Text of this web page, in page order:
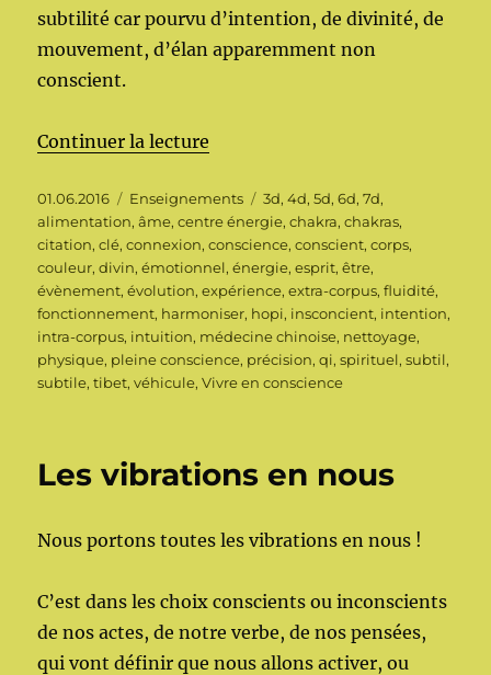
subtilité car pourvu d’intention, de divinité, de
mouvement, d’élan apparemment non
conscient.
Continuer la lecture
Publié
le
01.06.2016 Catégories
Enseignements Étiquettes
3d,4d,5d,6d,7d,
alimentation,âme,centre énergie,chakra,chakras,
citation,clé,connexion,conscience,conscient,corps,
couleur,divin,émotionnel,énergie,esprit,être,
évènement,évolution,expérience,extra-corpus,fluidité,
fonctionnement, harmoniser, hopi, insconcient, intention,
intra-corpus, intuition, médecine chinoise, nettoyage,
physique, pleine conscience, précision,qi,spirituel,subtil,
subtile,tibet,véhicule,Vivre en conscience
Les vibrations en nous
Nous portons toutes les vibrations en nous !
C’est dans les choix conscients ou inconscients
de nos actes, de notre verbe, de nos pensées,
qui vont définir que nous allons activer, ou